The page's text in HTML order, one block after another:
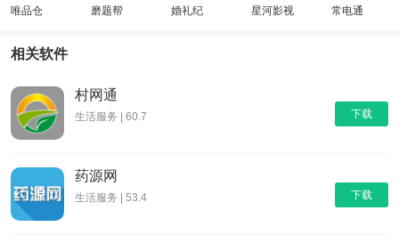
唯品仓 磨题帮 婚礼纪 星河影视 常电通
相关软件
下载
村网通
生活服务 | 60.7
下载
药源网
生活服务 | 53.4